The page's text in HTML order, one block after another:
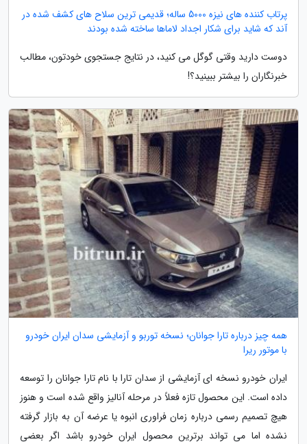
پرتاب کننده های نیزه 5000 ساله؛ قدیمی ترین سلاح های کشف شده در
آند که شاید برای شکار اجداد لاماها ساخته شده بودند
دوست دارید وقتی گوگل می کنید، در نتایج جستجوی خودتون، مطالب
خبرنگاران را بیشتر ببینید؟!
همه چیز درباره تارا جوانان؛ نسخه توربو و آزمایشی سدان ایران خودرو
با موتور ریرا
ایران خودرو نسخه ای آزمایشی از سدان تارا با نام تارا جوانان را توسعه
داده است. این محصول تازه فعلاً در مرحله آنالیز واقع شده است و هنوز
هیچ تصمیم رسمی درباره زمان فراوری انبوه یا عرضه آن به بازار گرفته
نشده اما می تواند برترین محصول ایران خودرو باشد اگر بعضی